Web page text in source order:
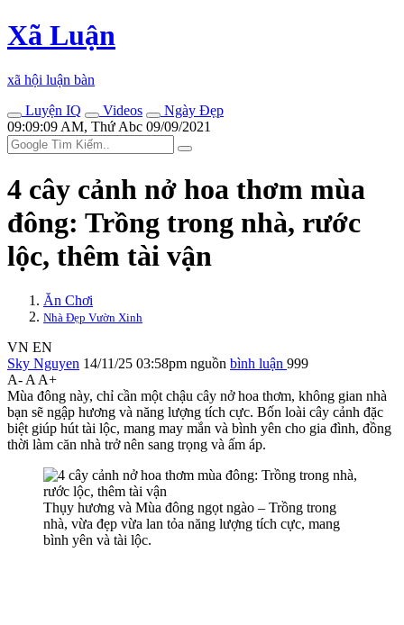
Xã Luận
xã hội luận bàn
Luyện IQ
Videos
Ngày Đẹp
09:09:09 AM, Thứ Abc 09/09/2021
4 cây cảnh nở hoa thơm mùa
đông: Trồng trong nhà, rước
lộc, thêm tài vận
Ăn Chơi
Nhà Đẹp Vườn Xinh
VN EN
Sky Nguyen 14/11/25 03:58pm nguồn bình luận 999
A- A A+
Mùa đông này, chỉ cần một chậu cây nở hoa thơm, không gian nhà
bạn sẽ ngập hương và năng lượng tích cực. Bốn loài cây cảnh đặc
biệt giúp hút tài lộc, mang may mắn và bình yên cho gia đình, đồng
thời làm căn nhà trở nên sang trọng và ấm áp.
Thụy hương và Mùa đông ngọt ngào – Trồng trong
nhà, vừa đẹp vừa lan tỏa năng lượng tích cực, mang
bình yên và tài lộc.